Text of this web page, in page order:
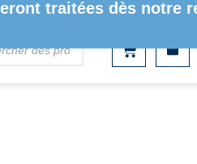
traitées dès notre